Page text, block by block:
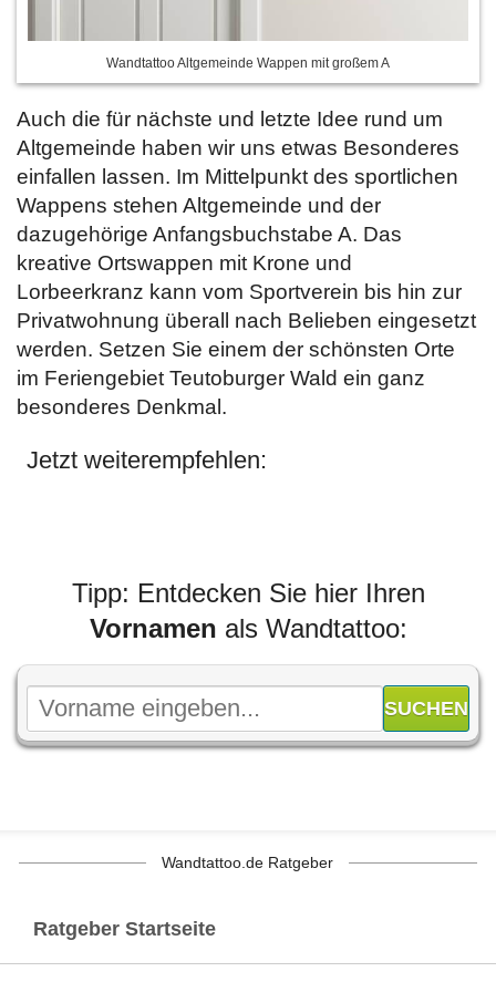
Wandtattoo Altgemeinde Wappen mit großem A
Auch die für nächste und letzte Idee rund um
Altgemeinde haben wir uns etwas Besonderes
einfallen lassen. Im Mittelpunkt des sportlichen
Wappens stehen Altgemeinde und der
dazugehörige Anfangsbuchstabe A. Das
kreative Ortswappen mit Krone und
Lorbeerkranz kann vom Sportverein bis hin zur
Privatwohnung überall nach Belieben eingesetzt
werden. Setzen Sie einem der schönsten Orte
im Feriengebiet Teutoburger Wald ein ganz
besonderes Denkmal.
Jetzt weiterempfehlen:
Tipp: Entdecken Sie hier Ihren
Vornamen als Wandtattoo:
Wandtattoo.de Ratgeber
Ratgeber Startseite